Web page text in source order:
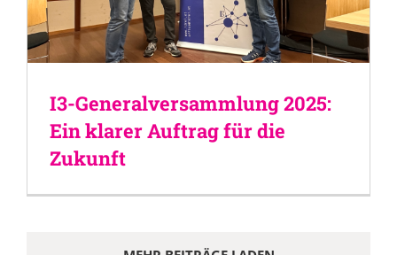
I3-Generalversammlung 2025:
Ein klarer Auftrag für die
Zukunft